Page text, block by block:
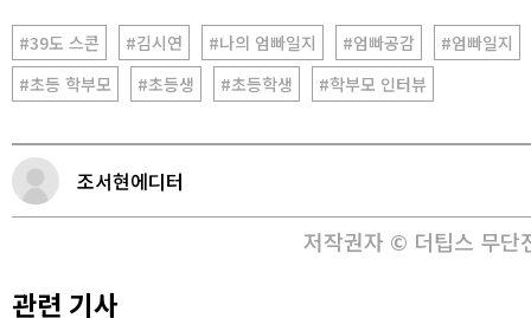
#39도 스콘 #김시연 #나의 엄빠일지 #엄빠공감
#엄빠일지
#초등 학부모
#초등생 #초등학생 #학부모 인터뷰
조서현에디터
저작권자 © 더팁스 무단
관련 기사